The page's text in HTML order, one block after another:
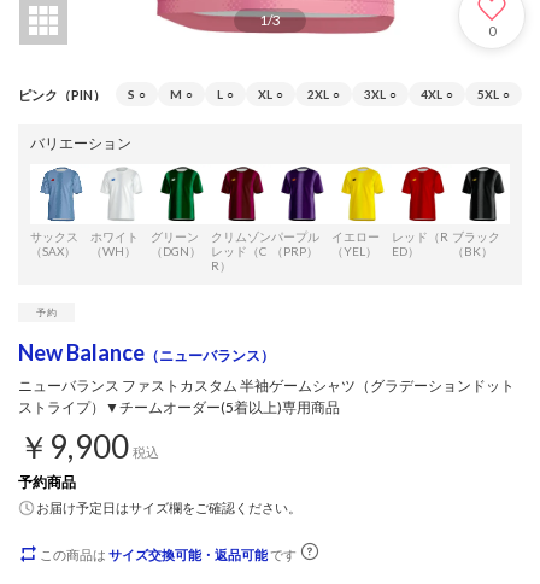
1/3
0
ピンク（PIN） S ○ M ○ L ○ XL ○ 2XL ○ 3XL ○ 4XL ○ 5XL ○
バリエーション
サックス
（SAX）
ホワイト
（WH）
グリーン
（DGN）
クリムゾン
レッド（C
R）
パープル
（PRP）
イエロー
（YEL）
レッド（R
ED）
ブラック
（BK）
New Balance （ニューバランス）
ニューバランス ファストカスタム 半袖ゲームシャツ（グラデーションドット
ストライプ）▼チームオーダー(5着以上)専用商品
￥9,900 税込
予約商品
お届け予定日はサイズ欄をご確認ください。
この商品は サイズ交換可能・返品可能です